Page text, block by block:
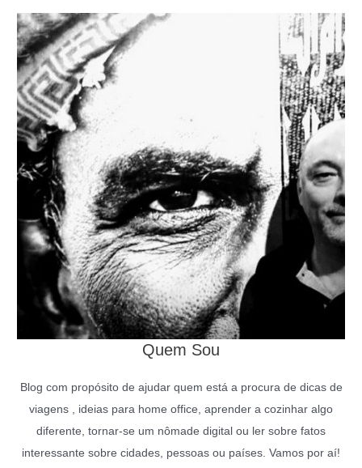
Christiane
F.
Quem Sou
Blog com propósito de ajudar quem está a procura de dicas de
viagens , ideias para home office, aprender a cozinhar algo
diferente, tornar-se um nômade digital ou ler sobre fatos
interessante sobre cidades, pessoas ou países. Vamos por aí!